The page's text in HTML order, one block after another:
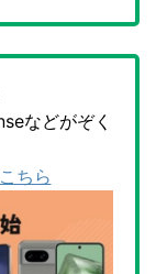
などがぞく
ちら